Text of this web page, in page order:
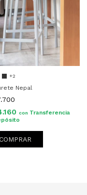
+2
Nepal
con Transferencia